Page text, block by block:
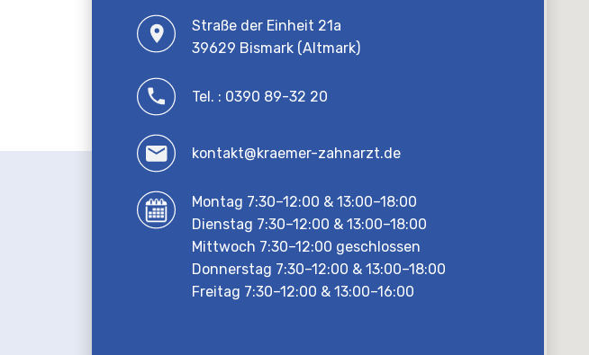
Straße der Einheit 21a
39629 Bismark (Altmark)
Tel. : 0390 89-32 20
kontakt@kraemer-zahnarzt.de
Montag 7:30–12:00 & 13:00–18:00
Dienstag 7:30–12:00 & 13:00–18:00
Mittwoch 7:30–12:00 geschlossen
Donnerstag 7:30–12:00 & 13:00–18:00
Freitag 7:30–12:00 & 13:00–16:00